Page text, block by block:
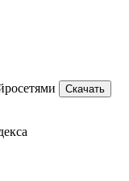
Скачать